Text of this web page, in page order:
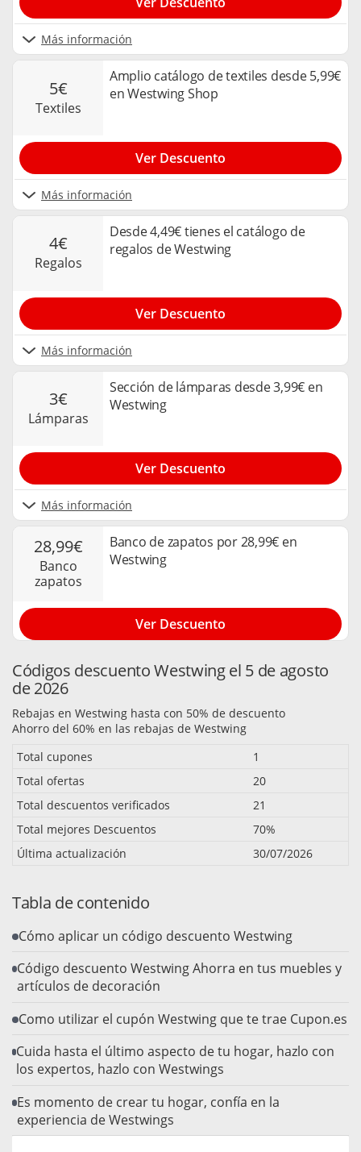
Más información
5€
textiles
Amplio catálogo de textiles desde 5,99€
en Westwing Shop
Más información
Ver Descuento
4€
regalos
Desde 4,49€ tienes el catálogo de
regalos de Westwing
Más información
Ver Descuento
3€
lámparas
Sección de lámparas desde 3,99€ en
Westwing
Más información
Ver Descuento
28,99€
banco
zapatos
Banco de zapatos por 28,99€ en
Westwing
Ver Descuento
Códigos descuento Westwing el 5 de agosto
de 2026
Rebajas en Westwing hasta con 50% de descuento
Ahorro del 60% en las rebajas de Westwing
Total cupones
1
Total ofertas
20
Total descuentos verificados
21
Total mejores Descuentos
70%
Última actualización
30/07/2026
Tabla de contenido
Cómo aplicar un código descuento Westwing
Código descuento Westwing Ahorra en tus muebles y
artículos de decoración
Como utilizar el cupón Westwing que te trae Cupon.es
Cuida hasta el último aspecto de tu hogar, hazlo con
los expertos, hazlo con Westwings
Es momento de crear tu hogar, confía en la
experiencia de Westwings